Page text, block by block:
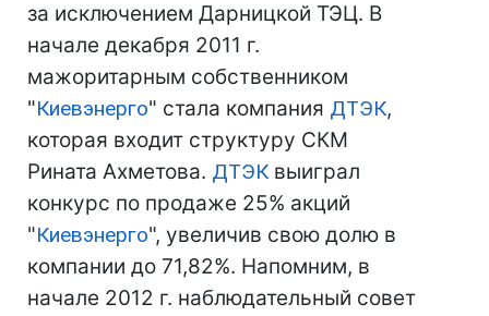
за исключением Дарницкой ТЭЦ. В
начале декабря 2011 г.
мажоритарным собственником
"Киевэнерго" стала компания ДТЭК,
которая входит структуру СКМ
Рината Ахметова. ДТЭКвыиграл
конкурс по продаже 25% акций
"Киевэнерго", увеличив свою долю в
компании до 71,82%. Напомним, в
начале 2012 г. наблюдательный совет